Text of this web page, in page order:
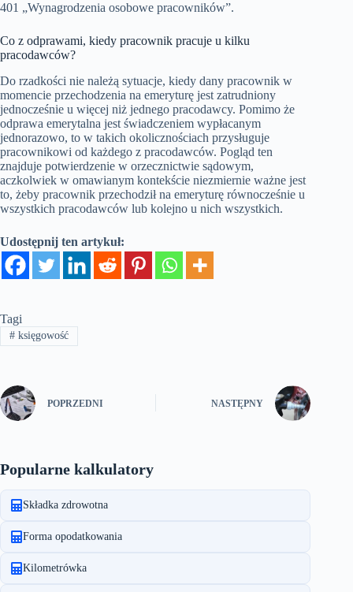
401 „Wynagrodzenia osobowe pracowników”.
Co z odprawami, kiedy pracownik pracuje u kilku
pracodawców?
Do rzadkości nie należą sytuacje, kiedy dany pracownik w
momencie przechodzenia na emeryturę jest zatrudniony
jednocześnie u więcej niż jednego pracodawcy. Pomimo że
odprawa emerytalna jest świadczeniem wypłacanym
jednorazowo, to w takich okolicznościach przysługuje
pracownikowi od każdego z pracodawców. Pogląd ten
znajduje potwierdzenie w orzecznictwie sądowym,
aczkolwiek w omawianym kontekście niezmiernie ważne jest
to, żeby pracownik przechodził na emeryturę równocześnie u
wszystkich pracodawców lub kolejno u nich wszystkich.
Udostępnij ten artykuł:
Tagi
#księgowość
POPRZEDNI NASTĘPNY
Popularne kalkulatory
Składka zdrowotna
Forma opodatkowania
Kilometrówka